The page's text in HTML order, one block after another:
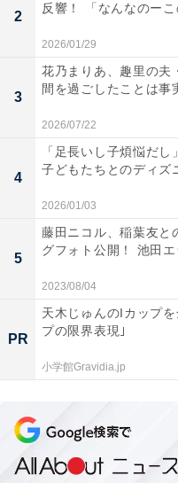
2
反響！ 「なんなのー
2026/01/29
3
花乃まりあ、趣里の夫
間を過ごしたことは
2026/07/22
4
「足長いし子煩悩だし
子どもたちとのディズ
2026/01/03
5
藤田ニコル、稲葉友と
グフォト公開！ 池田
2023/08/04
PR
天木じゅんのIカップ
プの限界表現｣
小学館Gravidia.jp